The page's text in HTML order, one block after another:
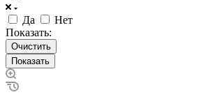
Да
Нет
Показать:
Очистить